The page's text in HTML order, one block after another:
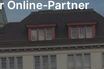
Online-Partner